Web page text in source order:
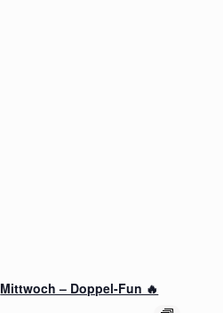
Mittwoch – Doppel-Fun 🔥